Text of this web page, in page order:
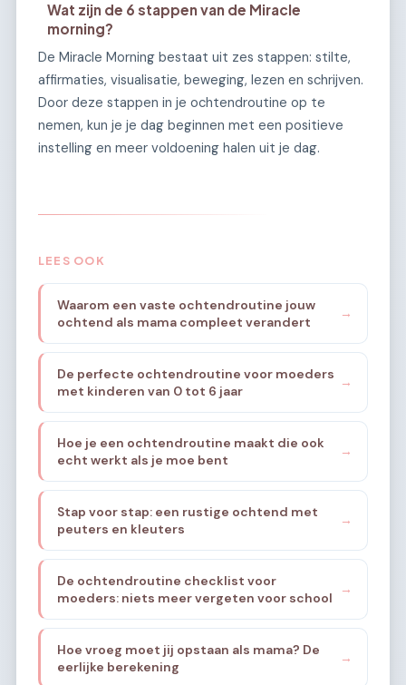
Wat zijn de 6 stappen van de Miracle
morning?
De Miracle Morning bestaat uit zes stappen: stilte,
affirmaties, visualisatie, beweging, lezen en schrijven.
Door deze stappen in je ochtendroutine op te
nemen, kun je je dag beginnen met een positieve
instelling en meer voldoening halen uit je dag.
LEES OOK
Waarom een vaste ochtendroutine jouw
ochtend als mama compleet verandert
→
De perfecte ochtendroutine voor moeders
met kinderen van 0 tot 6 jaar
→
Hoe je een ochtendroutine maakt die ook
echt werkt als je moe bent
→
Stap voor stap: een rustige ochtend met
peuters en kleuters
→
De ochtendroutine checklist voor
moeders: niets meer vergeten voor school
→
Hoe vroeg moet jij opstaan als mama? De
eerlijke berekening
→